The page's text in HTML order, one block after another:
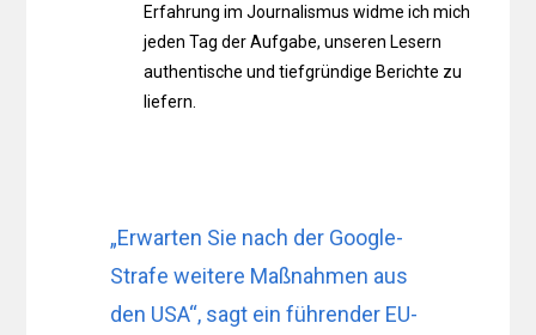
Erfahrung im Journalismus widme ich mich
jeden Tag der Aufgabe, unseren Lesern
authentische und tiefgründige Berichte zu
liefern.
„Erwarten Sie nach der Google-
Strafe weitere Maßnahmen aus
den USA“, sagt ein führender EU-